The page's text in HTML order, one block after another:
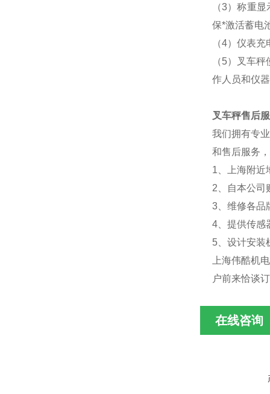
（3）称重显
保*激活蓄电
（4）仪表充
（5）叉车秤
作人员和仪
叉车秤售
我们拥有专
和售后服务
1、上海附近
2、自本公司
3、维修各品
4、提供传感
5、设计安装
上海伟酷机
户前来恰谈
在线咨询